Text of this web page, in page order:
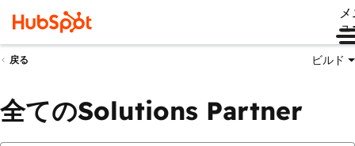
ュ
戻る ビルド
全てのSolutions Partner